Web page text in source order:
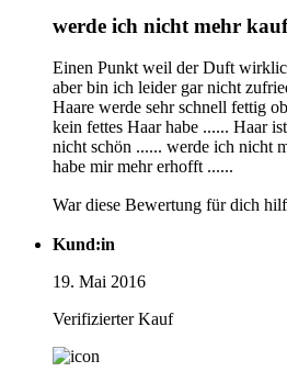
werde ich nicht mehr
Einen Punkt weil der Duft
aber bin ich leider gar nicht
Haare werde sehr schnell fettig
kein fettes Haar habe ...... Haar
nicht schön ...... werde ich nicht
habe mir mehr erhofft ......
War diese Bewertung für dich
Kund:in
19. Mai 2016
Verifizierter Kauf